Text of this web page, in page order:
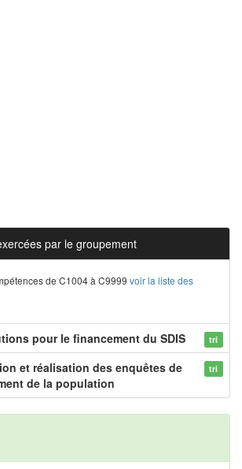
par le groupement
de C1004 à C9999 voir la liste des
pour le financement du SDIS tri
et réalisation des enquêtes de
de la population
tri